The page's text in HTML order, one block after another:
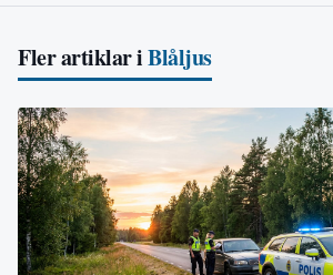
Fler artiklar iBlåljus